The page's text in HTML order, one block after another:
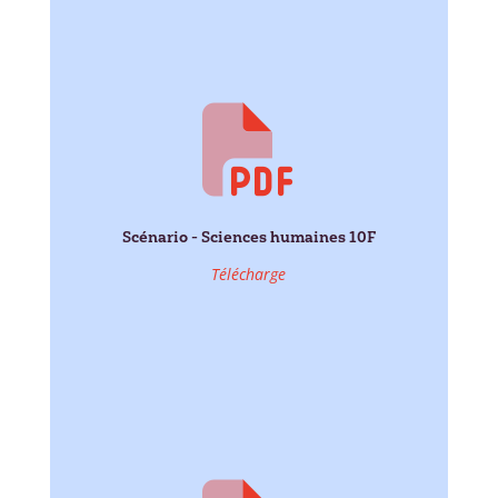
Scénario - Sciences humaines 10F
Télécharge